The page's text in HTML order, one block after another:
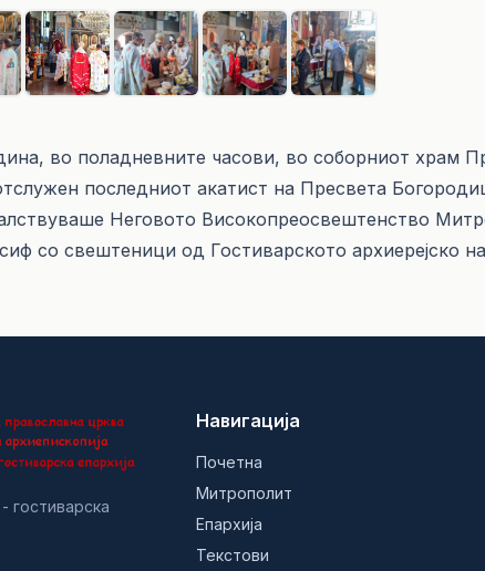
во поладневните часови, во соборниот храм
последниот акатист на Пресвета
Неговото Високопреосвештенство
со свештеници од Гостиварското архиерејско
Навигација
Почетна
Митрополит
Епархија
Текстови